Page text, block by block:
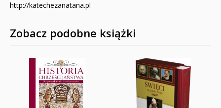
http://katechezanatana.pl
Zobacz podobne książki